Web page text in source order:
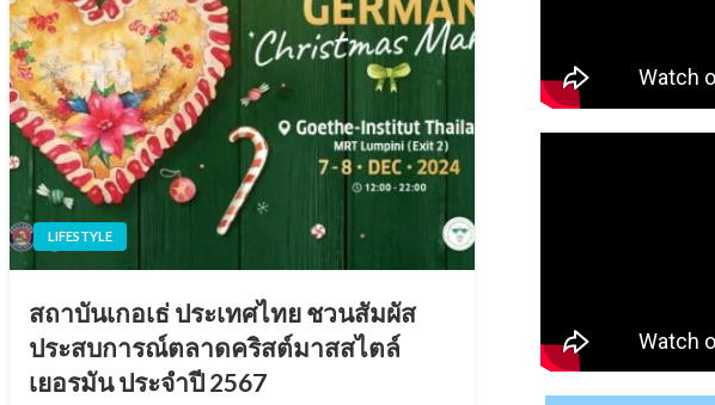
LIFESTYLE
สถาบันเกอเธ่ ประเทศไทย ชวนสัมผัส
ประสบการณ์ตลาดคริสต์มาสสไตล์
เยอรมัน ประจำปี 2567